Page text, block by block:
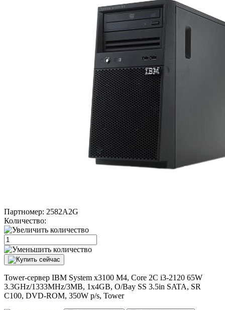
Партномер: 2582A2G
Количество:
Tower-сервер IBM System x3100 M4, Core 2C i3-2120 65W
3.3GHz/1333MHz/3MB, 1x4GB, O/Bay SS 3.5in SATA, SR
C100, DVD-ROM, 350W p/s, Tower